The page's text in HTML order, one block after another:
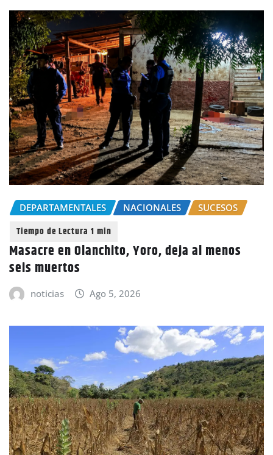
DEPARTAMENTALES NACIONALES SUCESOS
Masacre en Olanchito, Yoro, deja al menos
seis muertos
noticias Ago 5, 2026